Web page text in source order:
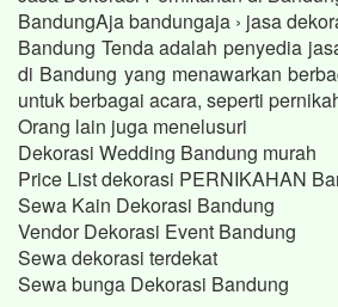
BandungAja bandungaja › jasa
Bandung Tenda adalah penyedia
di Bandung yang menawarkan
untuk berbagai acara, seperti
Orang lain juga menelusuri
Dekorasi Wedding Bandung murah
Price List dekorasi PERNIKAHAN
Sewa Kain Dekorasi Bandung
Vendor Dekorasi Event Bandung
Sewa dekorasi terdekat
Sewa bunga Dekorasi Bandung